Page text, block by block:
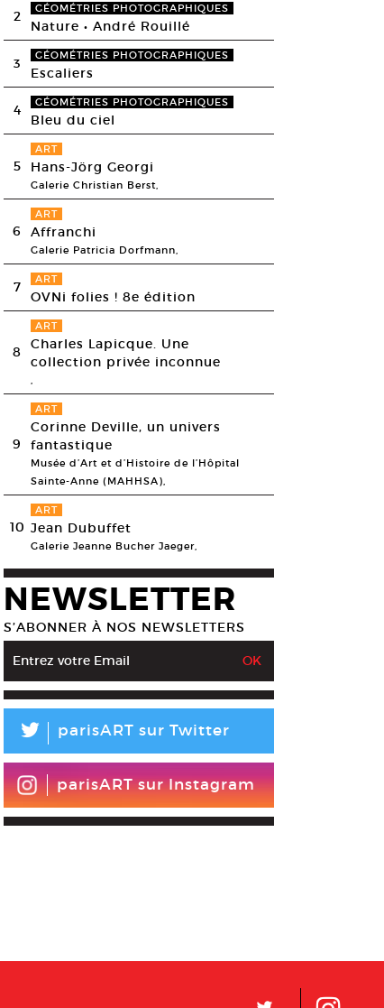
2 GÉOMÉTRIES PHOTOGRAPHIQUES
Nature • André Rouillé
3 GÉOMÉTRIES PHOTOGRAPHIQUES
Escaliers
4 GÉOMÉTRIES PHOTOGRAPHIQUES
Bleu du ciel
5
ART
Hans-Jörg Georgi
Galerie Christian Berst,
6
ART
Affranchi
Galerie Patricia Dorfmann,
7 ART
OVNi folies ! 8e édition
8
ART
Charles Lapicque. Une
collection privée inconnue
,
9
ART
Corinne Deville, un univers
fantastique
Musée d’Art et d’Histoire de l’Hôpital
Sainte-Anne (MAHHSA),
10
ART
Jean Dubuffet
Galerie Jeanne Bucher Jaeger,
NEWSLETTER
S’ABONNER À NOS NEWSLETTERS
L parisART sur Twitter
parisART sur Instagram